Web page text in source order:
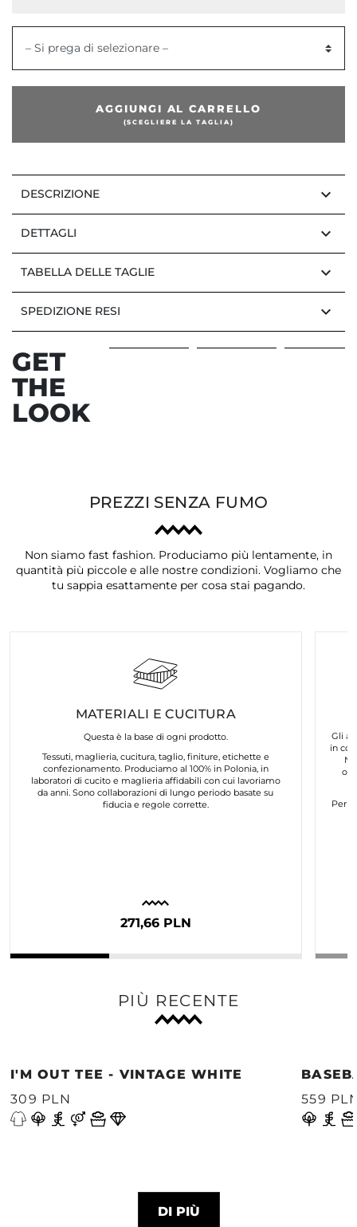
– Si prega di selezionare –
AGGIUNGI AL CARRELLO
(SCEGLIERE LA TAGLIA)
DESCRIZIONE keyboard_arrow_down
DETTAGLI keyboard_arrow_down
TABELLA DELLE TAGLIE keyboard_arrow_down
SPEDIZIONE RESI keyboard_arrow_down
GET
THE
LOOK
PREZZI SENZA FUMO
Non siamo fast fashion. Produciamo più lentamente, in
quantità più piccole e alle nostre condizioni. Vogliamo che
tu sappia esattamente per cosa stai pagando.
MATERIALI E CUCITURA
Questa è la base di ogni prodotto.
Tessuti, maglieria, cucitura, taglio, finiture, etichette e
confezionamento. Produciamo al 100% in Polonia, in
laboratori di cucito e maglieria affidabili con cui lavoriamo
da anni. Sono collaborazioni di lungo periodo basate su
fiducia e regole corrette.
271,66 PLN
Gli
in
Per
PIÙ RECENTE
I'M OUT TEE - VINTAGE WHITE
309 PLN
559
DI PIÙ